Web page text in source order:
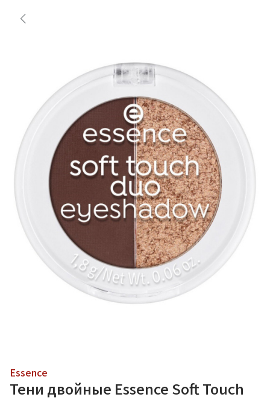
Essence
Тени двойные Essence Soft Touch